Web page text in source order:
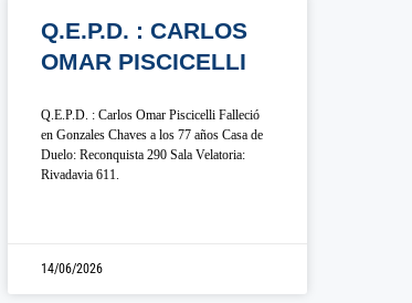
Q.E.P.D. : CARLOS
OMAR PISCICELLI
Q.E.P.D. : Carlos Omar Piscicelli Falleció
en Gonzales Chaves a los 77 años Casa de
Duelo: Reconquista 290 Sala Velatoria:
Rivadavia 611.
14/06/2026